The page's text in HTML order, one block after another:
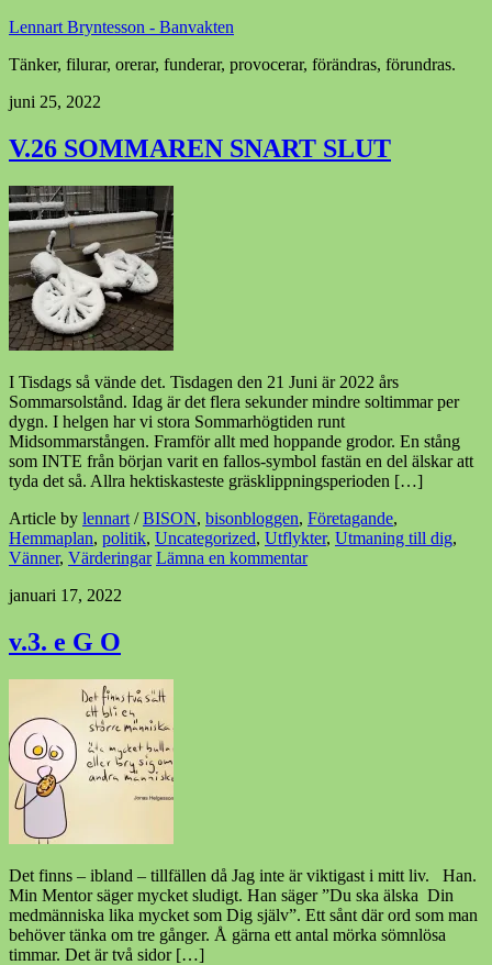
Lennart Bryntesson - Banvakten
Tänker, filurar, orerar, funderar, provocerar, förändras, förundras.
juni 25, 2022
V.26 SOMMAREN SNART SLUT
I Tisdags så vände det. Tisdagen den 21 Juni är 2022 års
Sommarsolstånd. Idag är det flera sekunder mindre soltimmar per
dygn. I helgen har vi stora Sommarhögtiden runt
Midsommarstången. Framför allt med hoppande grodor. En stång
som INTE från början varit en fallos-symbol fastän en del älskar att
tyda det så. Allra hektiskasteste gräsklippningsperioden […]
Article by lennart /BISON, bisonbloggen, Företagande,
Hemmaplan, politik, Uncategorized, Utflykter, Utmaning till dig,
Vänner, Värderingar Lämna en kommentar
januari 17, 2022
v.3. e G O
Det finns – ibland – tillfällen då Jag inte är viktigast i mitt liv. Han.
Min Mentor säger mycket sludigt. Han säger ”Du ska älska Din
medmänniska lika mycket som Dig själv”. Ett sånt där ord som man
behöver tänka om tre gånger. Å gärna ett antal mörka sömnlösa
timmar. Det är två sidor […]